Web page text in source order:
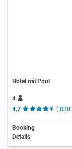
Hotel mit Pool
4
4.7
( 830
Booking
Details